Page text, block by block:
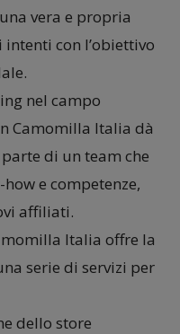
vera e propria
con l’obiettivo
nel campo
Camomilla Italia dà
di un team che
e competenze,
affiliati.
Italia offre la
serie di servizi per
dello store